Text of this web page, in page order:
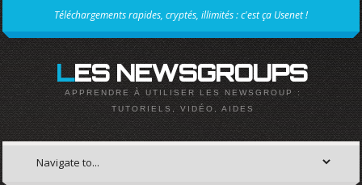
Téléchargements rapides, cryptés, illimités : c'est ça Usenet !
LES NEWSGROUPS
APPRENDRE À UTILISER LES NEWSGROUP :
TUTORIELS, VIDÉO, AIDES